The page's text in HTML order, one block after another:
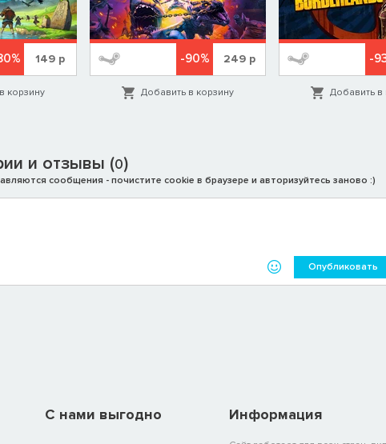
149 р
корзину
-90% 249р
Добавить в корзину
-
Добавить в
и отзывы (0)
сообщения - почистите cookie в браузере и авторизуйтесь заново :)
Опубликовать
C нами выгодно Информация